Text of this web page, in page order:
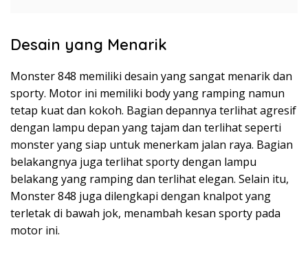
Desain yang Menarik
Monster 848 memiliki desain yang sangat menarik dan
sporty. Motor ini memiliki body yang ramping namun
tetap kuat dan kokoh. Bagian depannya terlihat agresif
dengan lampu depan yang tajam dan terlihat seperti
monster yang siap untuk menerkam jalan raya. Bagian
belakangnya juga terlihat sporty dengan lampu
belakang yang ramping dan terlihat elegan. Selain itu,
Monster 848 juga dilengkapi dengan knalpot yang
terletak di bawah jok, menambah kesan sporty pada
motor ini.